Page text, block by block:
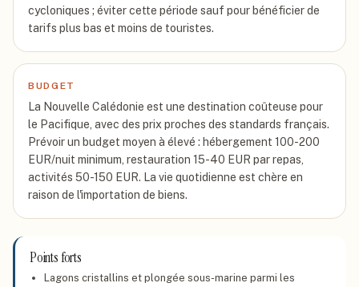
cycloniques ; éviter cette période sauf pour bénéficier de
tarifs plus bas et moins de touristes.
BUDGET
La Nouvelle Calédonie est une destination coûteuse pour
le Pacifique, avec des prix proches des standards français.
Prévoir un budget moyen à élevé : hébergement 100-200
EUR/nuit minimum, restauration 15-40 EUR par repas,
activités 50-150 EUR. La vie quotidienne est chère en
raison de l'importation de biens.
Points forts
Lagons cristallins et plongée sous-marine parmi les